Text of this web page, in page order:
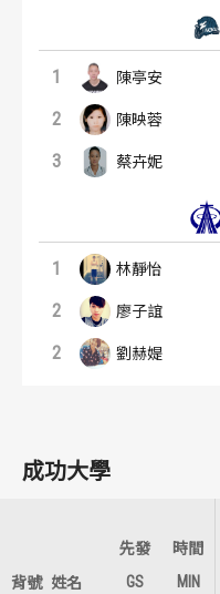
1 陳亭安
2 陳映蓉
3 蔡卉妮
1 林靜怡
2 廖子誼
2 劉赫媞
1
王恩慈
1
陳亭安
成功大學
先發
時間
背號 姓名 GS MIN